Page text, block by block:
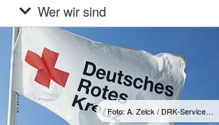
Wer wir sind
Foto: A. Zelck / DRK-Service…